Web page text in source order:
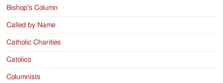
Bishop's Column
Called by Name
Catholic Charities
Catolico
Columnists